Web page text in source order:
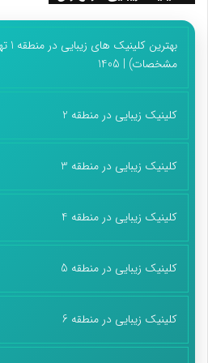
آب می‌آورد. شانه‌هایش را ماساژ
سینه‌اش گذاشته بود و یک نفس
پدری در خانه پدری
محسن رسیده بود مرز بصره که ابو
دلش روشن شده بود. عادت نداشت به ام
لباس‌هایش را خودش می‌شست. خانه یکی
بودند. ام مهدی کنارش ایستاد: «دلت
محاسن ابو مهدی را تر کرده بود و سر
لباس‌هایش را از کوله درآورد و با
برگشت قسمت زنانه. ابو مهدی
می‌زد کمی صدایش را بلند کرد: «غسل
زیارت» صاحب خانه به استقبالش دوید.
مشخصات) | 1405
کلینیک زیبایی در منطقه 2
کلینیک زیبایی در منطقه 3
کلینیک زیبایی در منطقه 4
کلینیک زیبایی در منطقه 5
کلینیک زیبایی در منطقه 6